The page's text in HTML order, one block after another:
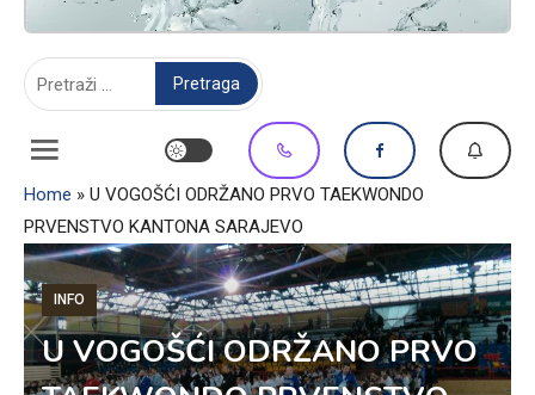
Home » U VOGOŠĆI ODRŽANO PRVO TAEKWONDO
PRVENSTVO KANTONA SARAJEVO
INFO
U VOGOŠĆI ODRŽANO PRVO